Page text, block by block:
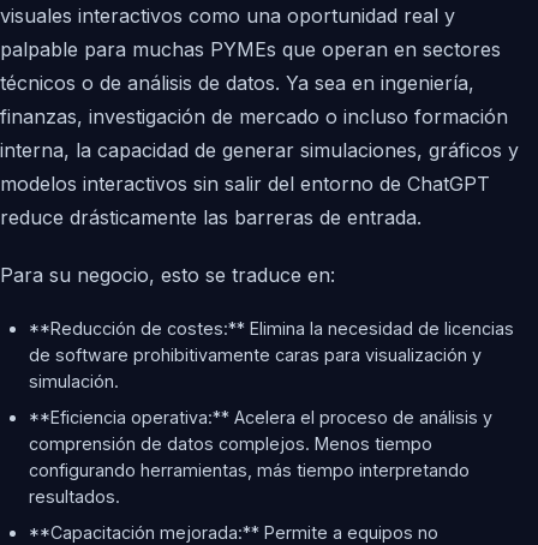
visuales interactivos como una oportunidad real y
palpable para muchas PYMEs que operan en sectores
técnicos o de análisis de datos. Ya sea en ingeniería,
finanzas, investigación de mercado o incluso formación
interna, la capacidad de generar simulaciones, gráficos y
modelos interactivos sin salir del entorno de ChatGPT
reduce drásticamente las barreras de entrada.
Para su negocio, esto se traduce en:
**Reducción de costes:** Elimina la necesidad de licencias
de software prohibitivamente caras para visualización y
simulación.
**Eficiencia operativa:** Acelera el proceso de análisis y
comprensión de datos complejos. Menos tiempo
configurando herramientas, más tiempo interpretando
resultados.
**Capacitación mejorada:** Permite a equipos no